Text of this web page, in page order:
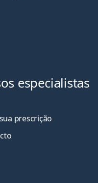
especialistas
prescrição